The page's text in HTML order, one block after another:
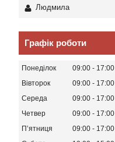
Людмила
Графік роботи
Понеділок 09:00
17:00
Вівторок
09:00
17:00
Середа
09:00
17:00
Четвер
09:00
17:00
Пʼятниця
09:00
17:00